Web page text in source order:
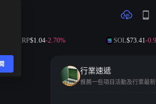
$1.04-2.70% SOL$73.41-0.94%
Future”行業峰會的情況。
行業速遞